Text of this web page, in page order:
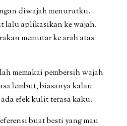
diwajah menurutku.
lalu aplikasikan ke wajah.
memutar ke arah atas
memakai pembersih wajah
lembut, biasanya kalau
efek kulit terasa kaku.
buat besti yang mau